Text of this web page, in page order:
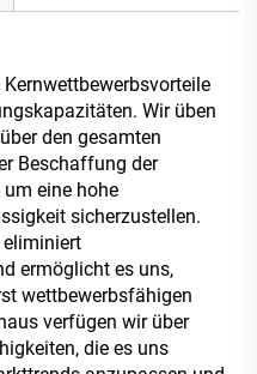
Wir üben
den gesamten
Beschaffung der
eine hohe
sicherzustellen.
eliminiert
ermöglicht es uns,
wettbewerbsfähigen
verfügen wir über
die es uns